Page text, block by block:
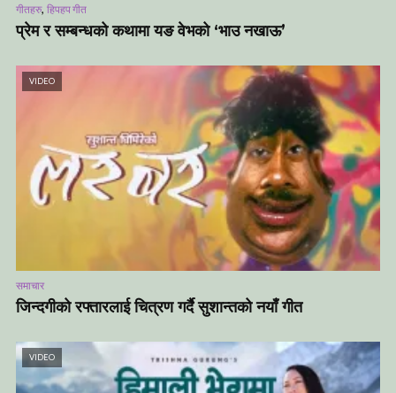
गीतहरु, हिपहप गीत
प्रेम र सम्बन्धको कथामा यङ वेभको ‘भाउ नखाऊ’
VIDEO
समाचार
जिन्दगीको रफ्तारलाई चित्रण गर्दै सुशान्तको नयाँ गीत
VIDEO